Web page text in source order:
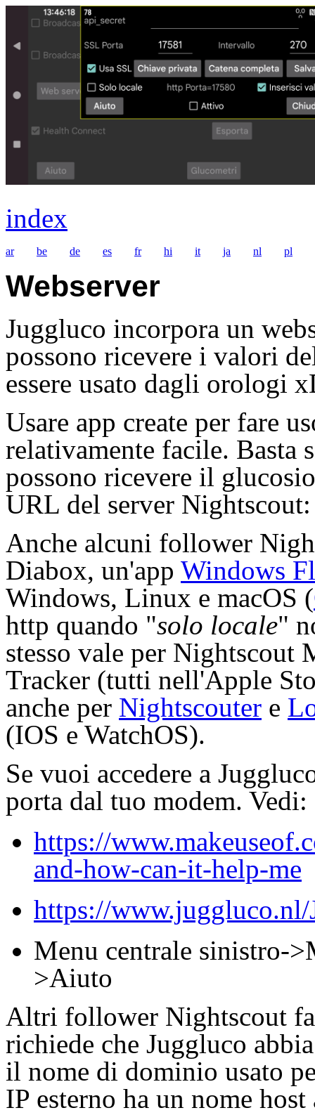
index
ar be de es fr hi it ja nl pl
Webserver
Juggluco incorpora un
possono ricevere i valori
essere usato dagli orologi
Usare app create per fare
relativamente facile. Basta
possono ricevere il
URL del server
Anche alcuni follower
Diabox, un'app Windows
Windows, Linux e macOS (
http quando "solo locale"
stesso vale per Nightscout
Tracker (tutti nell'Apple
anche per Nightscouter e
(IOS e WatchOS).
Se vuoi accedere a
porta dal tuo modem. Vedi:
https://
and-how-can-it-help-me
https://
Menu centrale sinistro-
>Aiuto
Altri follower Nightscout
richiede che Juggluco
il nome di dominio usato
IP esterno ha un nome